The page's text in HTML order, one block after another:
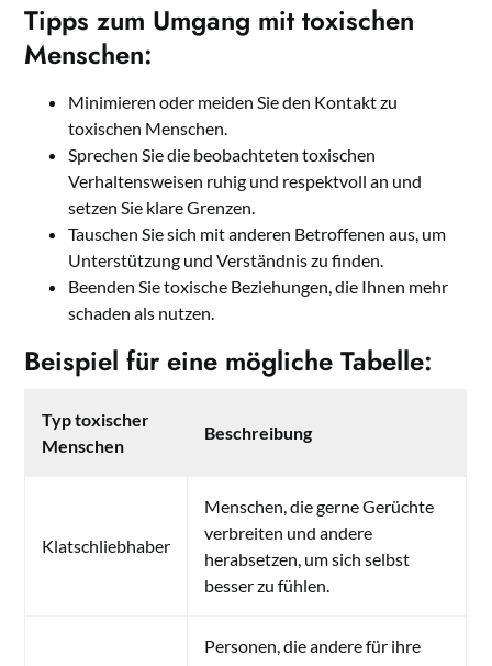
Tipps zum Umgang mit toxischen
Menschen:
Minimieren oder meiden Sie den Kontakt zu
toxischen Menschen.
Sprechen Sie die beobachteten toxischen
Verhaltensweisen ruhig und respektvoll an und
setzen Sie klare Grenzen.
Tauschen Sie sich mit anderen Betroffenen aus, um
Unterstützung und Verständnis zu finden.
Beenden Sie toxische Beziehungen, die Ihnen mehr
schaden als nutzen.
Beispiel für eine mögliche Tabelle:
Typ toxischer
Menschen
Beschreibung
Klatschliebhaber
Menschen, die gerne Gerüchte
verbreiten und andere
herabsetzen, um sich selbst
besser zu fühlen.
Personen, die andere für ihre